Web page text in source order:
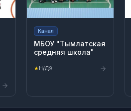
Канал
МБОУ "Тымлатская
средняя школа"
★Н/Д9